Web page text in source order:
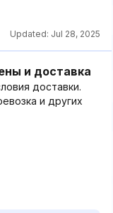
Updated: Jul 28, 2025
и доставка
доставки.
и других